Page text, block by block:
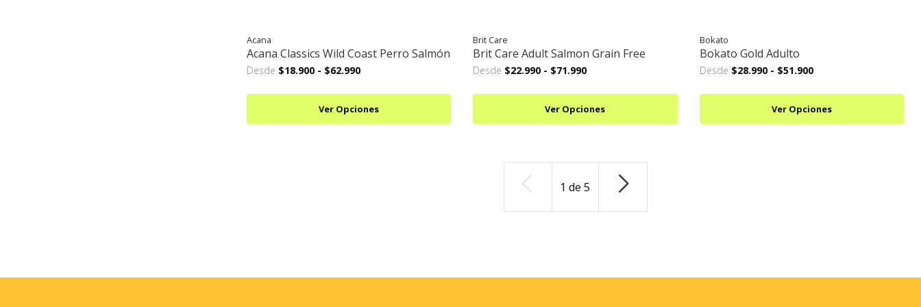
Acana
Acana Classics Wild Coast Perro Salmón
Desde $18.900 - $62.990
Ver Opciones
Brit Care
Brit Care Adult Salmon Grain Free
Desde $22.990 - $71.990
Ver Opciones
Bokato
Bokato Gold Adulto
Desde $28.990- $51.900
Ver Opciones
1 de 5